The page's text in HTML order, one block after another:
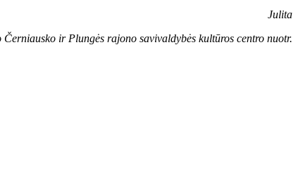
Julita
Černiausko ir Plungės rajono savivaldybės kultūros centro nuotr.